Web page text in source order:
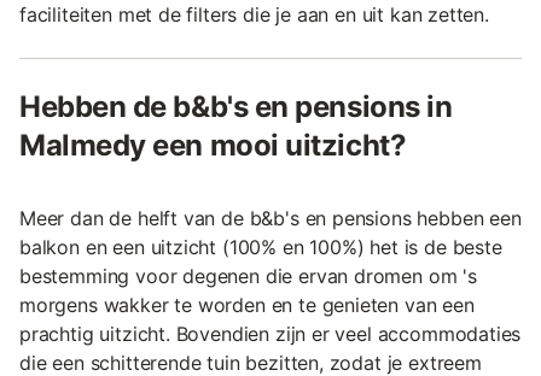
faciliteiten met de filters die je aan en uit kan zetten.
Hebben de b&b's en pensions in
Malmedy een mooi uitzicht?
Meer dan de helft van de b&b's en pensions hebben een
balkon en een uitzicht (100% en 100%) het is de beste
bestemming voor degenen die ervan dromen om 's
morgens wakker te worden en te genieten van een
prachtig uitzicht. Bovendien zijn er veel accommodaties
die een schitterende tuin bezitten, zodat je extreem